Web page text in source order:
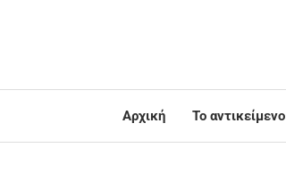
Αρχική Το αντικείμενο